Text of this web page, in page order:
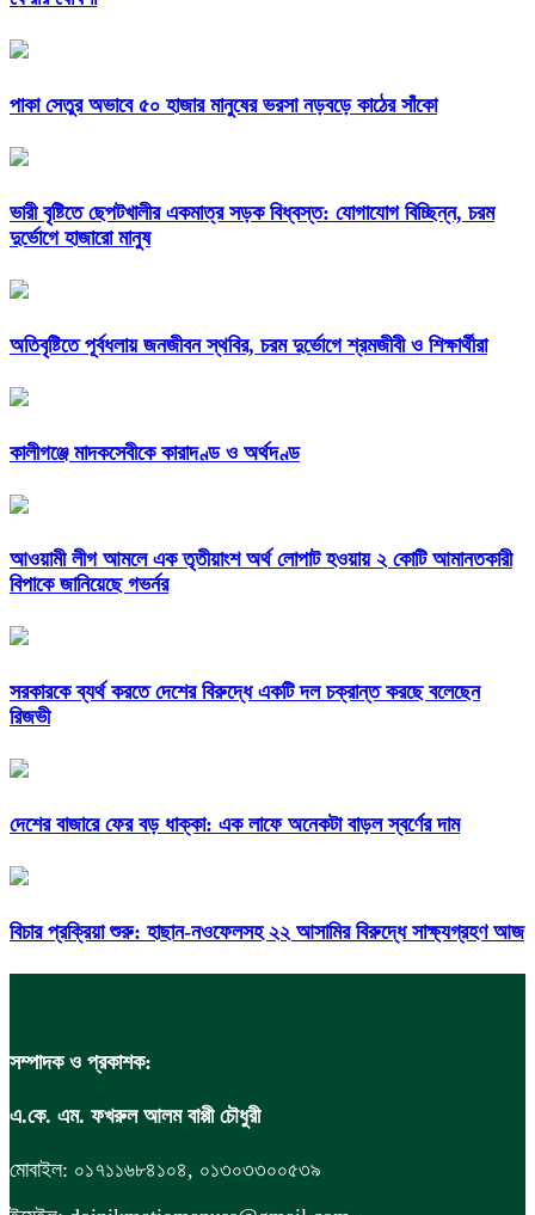
পাকা সেতুর অভাবে ৫০ হাজার মানুষের ভরসা নড়বড়ে কাঠের সাঁকো
ভারী বৃষ্টিতে ছেপটখালীর একমাত্র সড়ক বিধ্বস্ত: যোগাযোগ বিচ্ছিন্ন, চরম
দুর্ভোগে হাজারো মানুষ
অতিবৃষ্টিতে পূর্বধলায় জনজীবন স্থবির, চরম দুর্ভোগে শ্রমজীবী ও শিক্ষার্থীরা
কালীগঞ্জে মাদকসেবীকে কারাদণ্ড ও অর্থদণ্ড
আওয়ামী লীগ আমলে এক তৃতীয়াংশ অর্থ লোপাট হওয়ায় ২ কোটি আমানতকারী
বিপাকে জানিয়েছে গভর্নর
সরকারকে ব্যর্থ করতে দেশের বিরুদ্ধে একটি দল চক্রান্ত করছে বলেছেন
রিজভী
দেশের বাজারে ফের বড় ধাক্কা: এক লাফে অনেকটা বাড়ল স্বর্ণের দাম
বিচার প্রক্রিয়া শুরু: হাছান-নওফেলসহ ২২ আসামির বিরুদ্ধে সাক্ষ্যগ্রহণ আজ
সম্পাদক ও প্রকাশক:
এ.কে. এম. ফখরুল আলম বাপ্পী চৌধুরী
মোবাইল: ০১৭১১৬৮৪১০৪, ০১৩০৩৩০০৫৩৯